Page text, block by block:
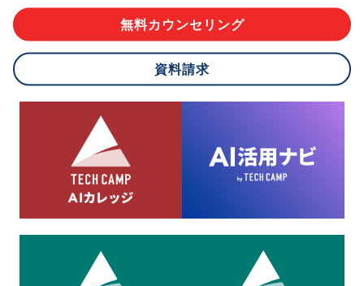
ご本人様が当社に個人情報を提供されるかどうかは任意による
応ができない場合があります。
8.cookieにより取得・分析した情報とその利用について
当社は第三者が運営するデータ・マネジメント・プラットフォ
ームからcookieにより収集されたウェブの閲覧機歴及びその分
析結果を取得し、これをお客様の個人データと結びつけた上
で、広告配信等の目的で利用いたします。
無料カウンセリング
資料請求